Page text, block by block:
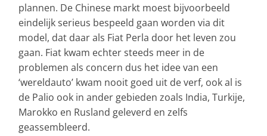
plannen. De Chinese markt moest bijvoorbeeld
eindelijk serieus bespeeld gaan worden via dit
model, dat daar als Fiat Perla door het leven zou
gaan. Fiat kwam echter steeds meer in de
problemen als concern dus het idee van een
‘wereldauto’ kwam nooit goed uit de verf, ook al is
de Palio ook in ander gebieden zoals India, Turkije,
Marokko en Rusland geleverd en zelfs
geassembleerd.